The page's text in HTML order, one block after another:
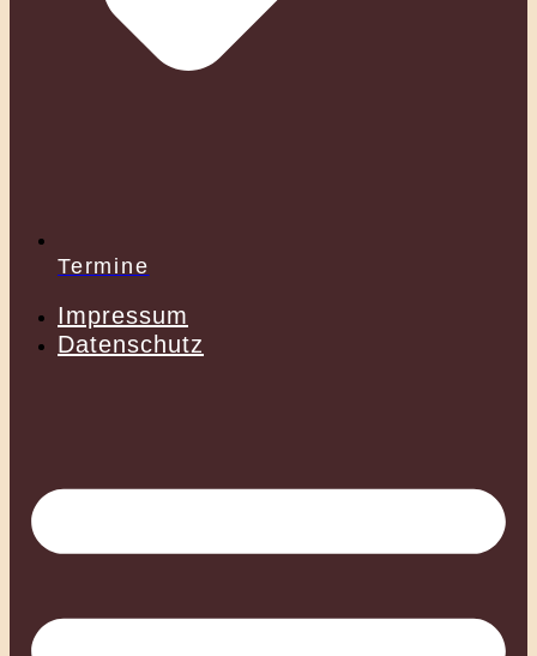
Termine
Impressum
Datenschutz